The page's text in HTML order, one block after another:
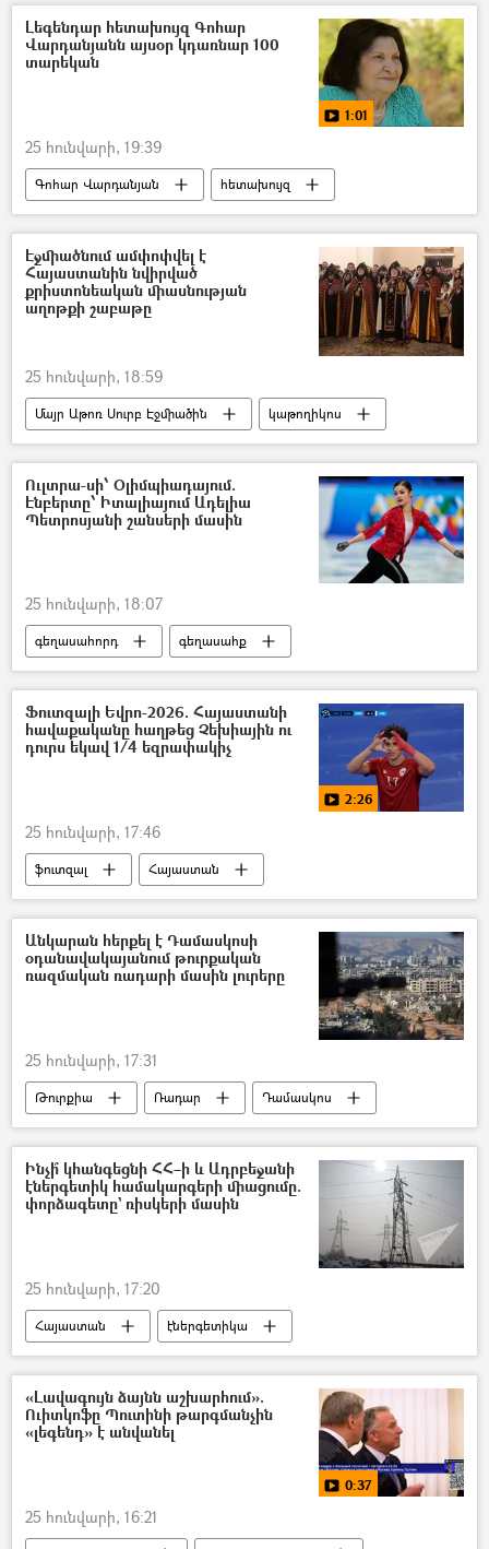
Լեգենդար հետախույզ Գոհար
Վարդանյանն այսօր կդառնար 100
տարեկան
1:01
25 հունվարի, 19:39
Գոհար Վարդանյան
հետախույզ
ֆիլմ
Էջմիածնում ամփոփվել է
Հայաստանին նվիրված
քրիստոնեական միասնության
աղոթքի շաբաթը
25 հունվարի, 18:59
Մայր Աթոռ Սուրբ Էջմիածին
կաթողիկոս
Ամենայն Հայոց կաթողիկոս Գարեգին Բ
Ուլտրա-սի՝ Օլիմպիադայում.
Էնբերտը՝ Իտալիայում Ադելիա
Պետրոսյանի շանսերի մասին
25 հունվարի, 18:07
գեղասահորդ
գեղասահք
Ադելիա Պետրոսյան
Ռուսաստան
Ֆուտզալի Եվրո-2026. Հայաստանի
հավաքականը հաղթեց Չեխիային ու
դուրս եկավ 1/4 եզրափակիչ
2:26
25 հունվարի, 17:46
ֆուտզալ Հայաստան
Անկարան հերքել է Դամասկոսի
օդանավակայանում թուրքական
ռազմական ռադարի մասին լուրերը
25 հունվարի, 17:31
Թուրքիա Ռադար
Դամասկոս
Սիրիա
Ինչի՞ կհանգեցնի ՀՀ–ի և Ադրբեջանի
էներգետիկ համակարգերի միացումը.
փորձագետը` ռիսկերի մասին
25 հունվարի, 17:20
Հայաստան
էներգետիկա
ատոմակայան
Ադրբեջան
Արթուր Ավետիսյան
«Լավագույն ձայնն աշխարհում».
Ուիտկոֆը Պուտինի թարգմանչին
«լեգենդ» է անվանել
0:37
25 հունվարի, 16:21